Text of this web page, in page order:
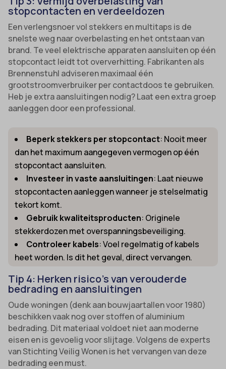
stopcontacten en verdeeldozen
Een verlengsnoer vol stekkers en multitaps is de
snelste weg naar overbelasting en het ontstaan van
brand. Te veel elektrische apparaten aansluiten op één
stopcontact leidt tot oververhitting. Fabrikanten als
Brennenstuhl adviseren maximaal één
grootstroomverbruiker per contactdoos te gebruiken.
Heb je extra aansluitingen nodig? Laat een extra groep
aanleggen door een professional.
Beperk stekkers per stopcontact: Nooit meer
dan het maximum aangegeven vermogen op één
stopcontact aansluiten.
Investeer in vaste aansluitingen: Laat nieuwe
stopcontacten aanleggen wanneer je stelselmatig
tekort komt.
Gebruik kwaliteitsproducten: Originele
stekkerdozen met overspanningsbeveiliging.
Controleer kabels: Voel regelmatig of kabels
heet worden. Is dit het geval, direct vervangen.
Tip 4: Herken risico’s van verouderde
bedrading en aansluitingen
Oude woningen (denk aan bouwjaartallen voor 1980)
beschikken vaak nog over stoffen of aluminium
bedrading. Dit materiaal voldoet niet aan moderne
eisen en is gevoelig voor slijtage. Volgens de experts
van Stichting Veilig Wonen is het vervangen van deze
bedrading een must.